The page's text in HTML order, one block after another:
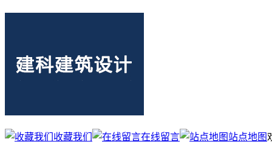
收藏我们 在线留言 站点地图